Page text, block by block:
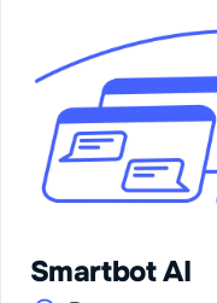
Smartbot AI